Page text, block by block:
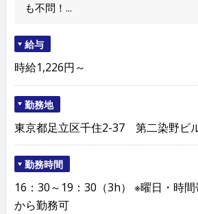
も不問！...
給与
時給1,226円～
勤務地
東京都足立区千住2-37 第二染野ビ
勤務時間
16：30～19：30（3h） ※曜日・時
から勤務可